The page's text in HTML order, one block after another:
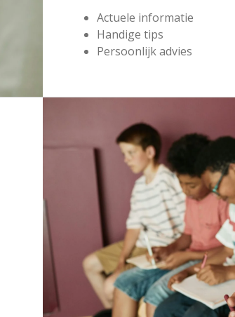
Actuele informatie
Handige tips
Persoonlijk advies